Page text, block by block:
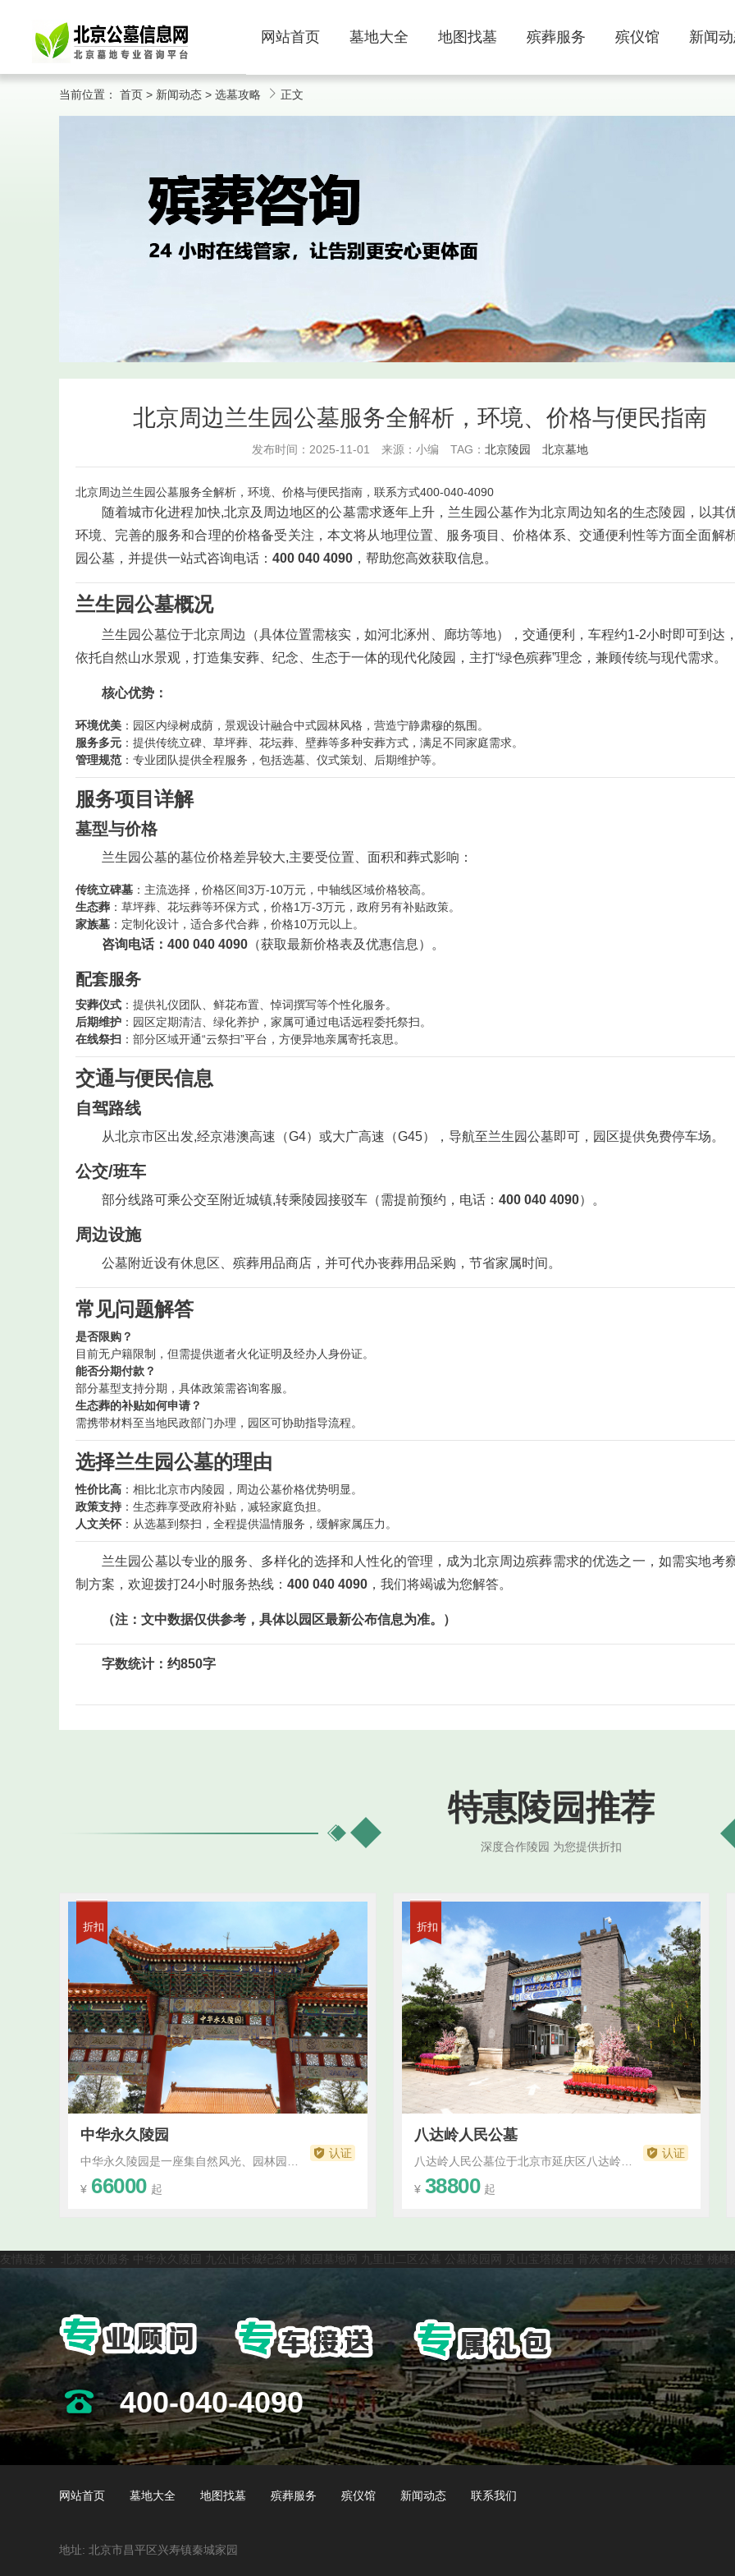
网站首页 墓地大全 地图找墓 殡葬服务 殡仪馆 新闻
当前位置： 首页 > 新闻动态 > 选墓攻略 正文
北京周边兰生园公墓服务全解析，环境、价格与便民指南
发布时间：2025-11-01 来源：小编 TAG： 北京陵园 北京墓地
北京周边兰生园公墓服务全解析，环境、价格与便民指南，联系方式400-040-4090
随着城市化进程加快,北京及周边地区的公墓需求逐年上升，兰生园公墓作为北京周边知名的生态陵园，以其
环境、完善的服务和合理的价格备受关注，本文将从地理位置、服务项目、价格体系、交通便利性等方面全面解
园公墓，并提供一站式咨询电话： 400 040 4090 ，帮助您高效获取信息。
兰生园公墓概况
兰生园公墓位于北京周边（具体位置需核实，如河北涿州、廊坊等地），交通便利，车程约1-2小时即可到达
依托自然山水景观，打造集安葬、纪念、生态于一体的现代化陵园，主打“绿色殡葬”理念，兼顾传统与现代需求。
核心优势：
环境优美 ：园区内绿树成荫，景观设计融合中式园林风格，营造宁静肃穆的氛围。
服务多元 ：提供传统立碑、草坪葬、花坛葬、壁葬等多种安葬方式，满足不同家庭需求。
管理规范 ：专业团队提供全程服务，包括选墓、仪式策划、后期维护等。
服务项目详解
墓型与价格
兰生园公墓的墓位价格差异较大,主要受位置、面积和葬式影响：
传统立碑墓 ：主流选择，价格区间3万-10万元，中轴线区域价格较高。
生态葬 ：草坪葬、花坛葬等环保方式，价格1万-3万元，政府另有补贴政策。
家族墓 ：定制化设计，适合多代合葬，价格10万元以上。
咨询电话：400 040 4090 （获取最新价格表及优惠信息）。
配套服务
安葬仪式 ：提供礼仪团队、鲜花布置、悼词撰写等个性化服务。
后期维护 ：园区定期清洁、绿化养护，家属可通过电话远程委托祭扫。
在线祭扫 ：部分区域开通“云祭扫”平台，方便异地亲属寄托哀思。
交通与便民信息
自驾路线
从北京市区出发,经京港澳高速（G4）或大广高速（G45），导航至兰生园公墓即可，园区提供免费停车场。
公交/班车
部分线路可乘公交至附近城镇,转乘陵园接驳车（需提前预约，电话： 400 040 4090）。
周边设施
公墓附近设有休息区、殡葬用品商店，并可代办丧葬用品采购，节省家属时间。
常见问题解答
是否限购？
目前无户籍限制，但需提供逝者火化证明及经办人身份证。
能否分期付款？
部分墓型支持分期，具体政策需咨询客服。
生态葬的补贴如何申请？
需携带材料至当地民政部门办理，园区可协助指导流程。
选择兰生园公墓的理由
性价比高 ：相比北京市内陵园，周边公墓价格优势明显。
政策支持 ：生态葬享受政府补贴，减轻家庭负担。
人文关怀 ：从选墓到祭扫，全程提供温情服务，缓解家属压力。
兰生园公墓以专业的服务、多样化的选择和人性化的管理，成为北京周边殡葬需求的优选之一，如需实地考
制方案，欢迎拨打24小时服务热线： 400 040 4090 ，我们将竭诚为您解答。
（注：文中数据仅供参考，具体以园区最新公布信息为准。）
字数统计：约850字
特惠陵园推荐
深度合作陵园 为您提供折扣
折扣
中华永久陵园
认证
¥ 66000 起
折扣
八达岭人民公墓
认证
¥ 38800 起
友情链接： 北京殡仪服务 中华永久陵园 九公山长城纪念林 陵园墓地网 九里山二区公墓 公墓陵园网 灵山宝塔陵园 骨灰寄存长城华人怀思堂 桃
400-040-4090
网站首页 墓地大全 地图找墓 殡葬服务 殡仪馆 新闻动态 联系我们
地址: 北京市昌平区兴寿镇秦城家园